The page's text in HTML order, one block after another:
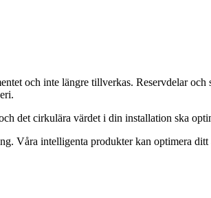
och inte längre tillverkas. Reservdelar
det cirkulära värdet i din installation ska
Våra intelligenta produkter kan optimera ditt